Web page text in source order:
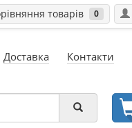
товарів 0
Доставка Контакти